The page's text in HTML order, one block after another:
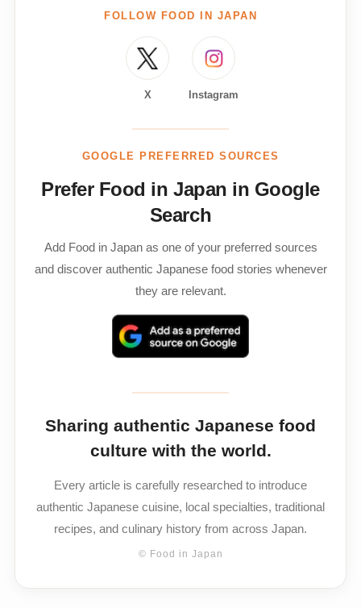
FOLLOW FOOD IN JAPAN
X Instagram
GOOGLE PREFERRED SOURCES
Prefer Food in Japan in Google
Search
Add Food in Japan as one of your preferred sources
and discover authentic Japanese food stories whenever
they are relevant.
Sharing authentic Japanese food
culture with the world.
Every article is carefully researched to introduce
authentic Japanese cuisine, local specialties, traditional
recipes, and culinary history from across Japan.
© Food in Japan